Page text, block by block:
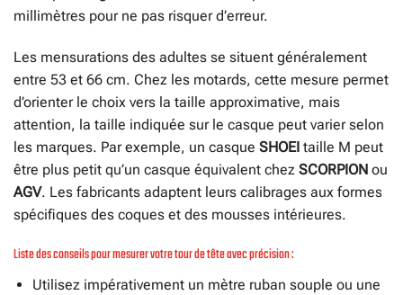
millimètres pour ne pas risquer d’erreur.
Les mensurations des adultes se situent généralement
entre 53 et 66 cm. Chez les motards, cette mesure permet
d’orienter le choix vers la taille approximative, mais
attention, la taille indiquée sur le casque peut varier selon
les marques. Par exemple, un casque SHOEI taille M peut
être plus petit qu’un casque équivalent chez SCORPION ou
AGV. Les fabricants adaptent leurs calibrages aux formes
spécifiques des coques et des mousses intérieures.
Liste des conseils pour mesurer votre tour de tête avec précision :
Utilisez impérativement un mètre ruban souple ou une